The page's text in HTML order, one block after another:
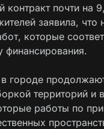
контракт почти на
заявила, что
которые
финансирования.
городе
территорий и
работы по